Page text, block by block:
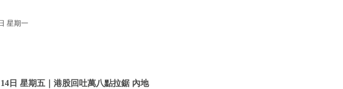
星期一
14日 星期五｜港股回吐萬八點拉鋸 內地